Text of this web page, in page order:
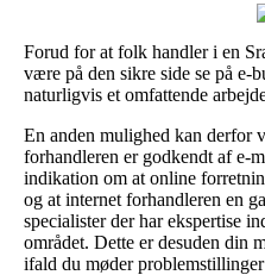
Forud for at folk handler i en
være på den sikre side se på e-
naturligvis et omfattende
En anden mulighed kan derfor
forhandleren er godkendt af e-
indikation om at online
og at internet forhandleren en
specialister der har ekspertise
området. Dette er desuden din
ifald du møder